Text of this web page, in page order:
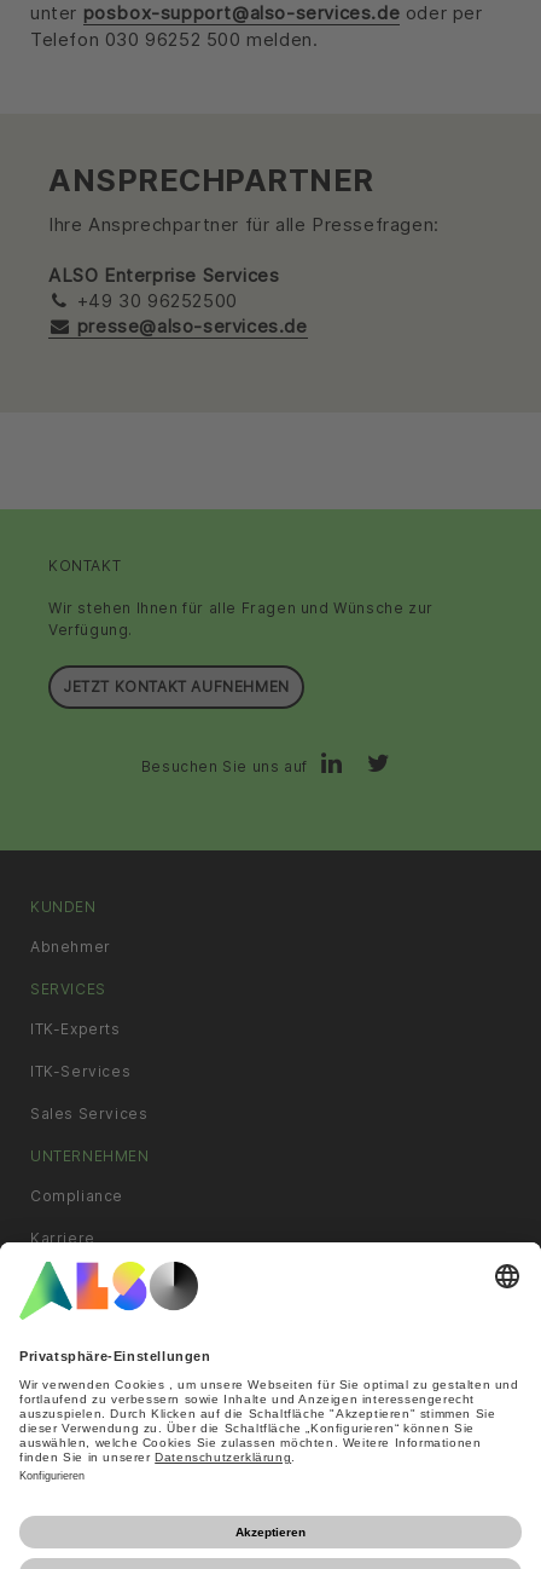
unter posbox-support@also-services.de oder per
Telefon 030 96252 500 melden.
ANSPRECHPARTNER
Ihre Ansprechpartner für alle Pressefragen:
ALSO Enterprise Services
+49 30 96252500
presse@also-services.de
KONTAKT
Wir stehen Ihnen für alle Fragen und Wünsche zur
Verfügung.
JETZT KONTAKT AUFNEHMEN
Besuchen Sie uns auf
KUNDEN
Abnehmer
SERVICES
ITK-Experts
ITK-Services
Sales Services
UNTERNEHMEN
Compliance
Karriere
News & Pressemitteilungen
Standorte
Ziele und Strategie
INFORMATION